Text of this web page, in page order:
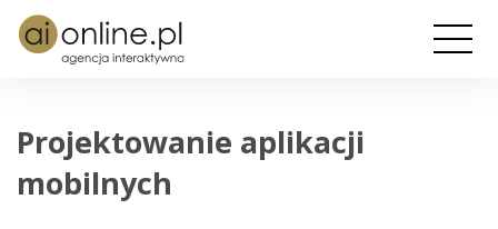
Projektowanie aplikacji
mobilnych